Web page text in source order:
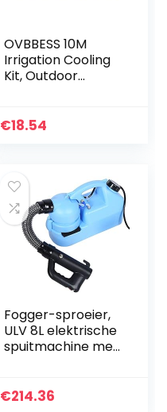
OVBBESS 10M
Irrigation Cooling
Kit, Outdoor
€18.54
Fogger-sproeier,
ULV 8L elektrische
spuitmachine met
buitenhuistuinland
€214.36